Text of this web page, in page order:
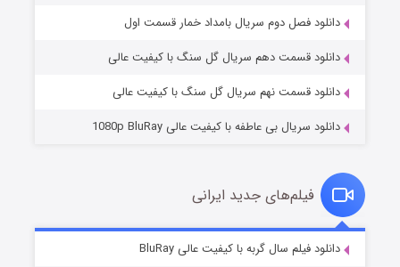
قسمت۲ (زیرنویس) منتشر شد
قسمت۷ (زیرنویس) منتشر شد
دانلود فصل دوم سریال بامداد خمار قسمت اول
دانلود قسمت دهم سریال گل سنگ با کیفیت عالی
دانلود قسمت نهم سریال گل سنگ با کیفیت عالی
دانلود سریال بی عاطفه با کیفیت عالی 1080p BluRay
فیلم‌های جدید ایرانی
دانلود فیلم سال گربه با کیفیت عالی BluRay